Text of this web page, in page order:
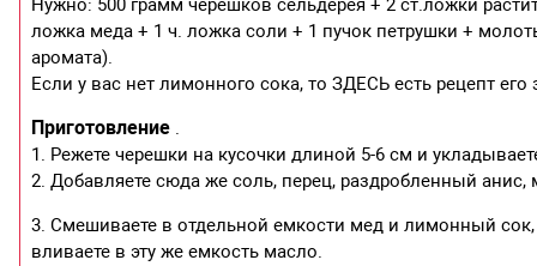
Нужно: 500 грамм черешков сельдерея + 2 ст.ложки
ложка меда + 1 ч. ложка соли + 1 пучок петрушки +
аромата).
Если у вас нет лимонного сока, то ЗДЕСЬ есть рецепт
Приготовление .
1. Режете черешки на кусочки длиной 5-6 см и
2. Добавляете сюда же соль, перец, раздробленный
3. Смешиваете в отдельной емкости мед и лимонный
вливаете в эту же емкость масло.